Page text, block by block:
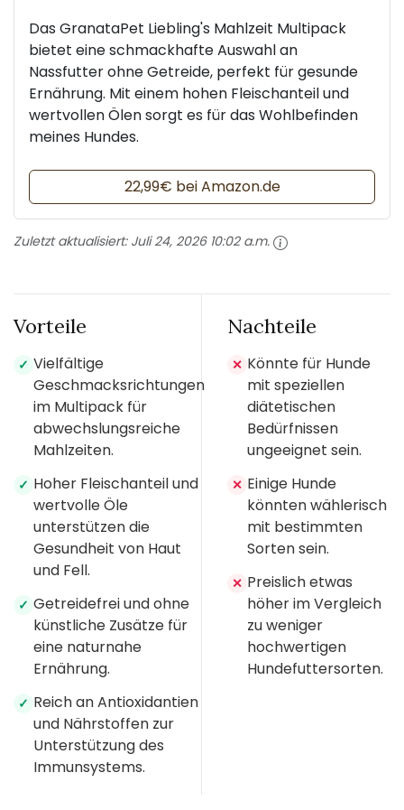
Das GranataPet Liebling's Mahlzeit Multipack
bietet eine schmackhafte Auswahl an
Nassfutter ohne Getreide, perfekt für gesunde
Ernährung. Mit einem hohen Fleischanteil und
wertvollen Ölen sorgt es für das Wohlbefinden
meines Hundes.
22,99€ bei Amazon.de
Zuletzt aktualisiert: Juli 24, 2026 10:02 a.m.
Vorteile
✓ Vielfältige
Geschmacksrichtungen
im Multipack für
abwechslungsreiche
Mahlzeiten.
✓ Hoher Fleischanteil und
wertvolle Öle
unterstützen die
Gesundheit von Haut
und Fell.
✓ Getreidefrei und ohne
künstliche Zusätze für
eine naturnahe
Ernährung.
✓ Reich an Antioxidantien
und Nährstoffen zur
Unterstützung des
Immunsystems.
Nachteile
✕ Könnte für Hunde
mit speziellen
diätetischen
Bedürfnissen
ungeeignet sein.
✕ Einige Hunde
könnten wählerisch
mit bestimmten
Sorten sein.
✕ Preislich etwas
höher im Vergleich
zu weniger
hochwertigen
Hundefuttersorten.